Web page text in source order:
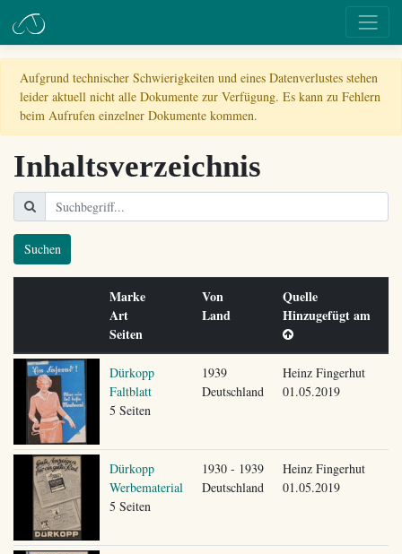
Aufgrund technischer Schwierigkeiten und eines Datenverlustes stehen
leider aktuell nicht alle Dokumente zur Verfügung. Es kann zu Fehlern
beim Aufrufen einzelner Dokumente kommen.
Inhaltsverzeichnis
Suchen
Marke
Art
Seiten
Von
Land
Quelle
Hinzugefügt am
Dürkopp
Faltblatt
5 Seiten
1939
Deutschland
Heinz Fingerhut
01.05.2019
Dürkopp
Werbematerial
5 Seiten
1930 - 1939
Deutschland
Heinz Fingerhut
01.05.2019